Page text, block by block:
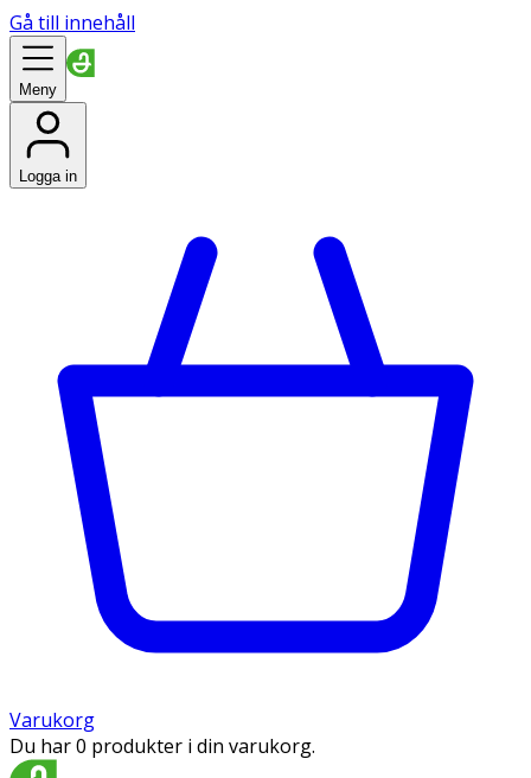
Gå till innehåll
Meny
Logga in
Varukorg
Du har 0 produkter i din varukorg.